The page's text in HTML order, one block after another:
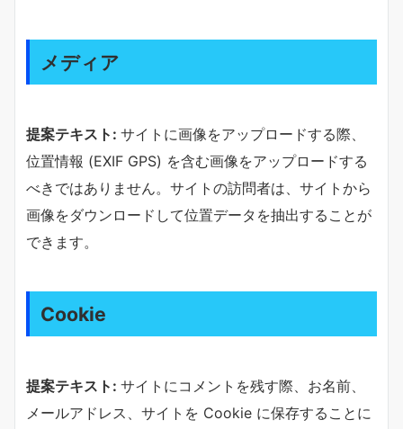
メディア
提案テキスト: サイトに画像をアップロードする際、
位置情報 (EXIF GPS) を含む画像をアップロードする
べきではありません。サイトの訪問者は、サイトから
画像をダウンロードして位置データを抽出することが
できます。
Cookie
提案テキスト: サイトにコメントを残す際、お名前、
メールアドレス、サイトを Cookie に保存することに